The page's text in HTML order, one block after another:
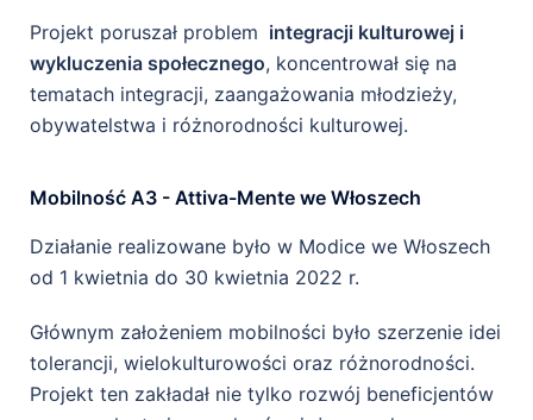
Projekt poruszał problem integracji kulturowej i
wykluczenia społecznego, koncentrował się na
tematach integracji, zaangażowania młodzieży,
obywatelstwa i różnorodności kulturowej.
Mobilność A3 - Attiva-Mente we Włoszech
Działanie realizowane było w Modice we Włoszech
od 1 kwietnia do 30 kwietnia 2022 r.
Głównym założeniem mobilności było szerzenie idei
tolerancji, wielokulturowości oraz różnorodności.
Projekt ten zakładał nie tylko rozwój beneficjentów